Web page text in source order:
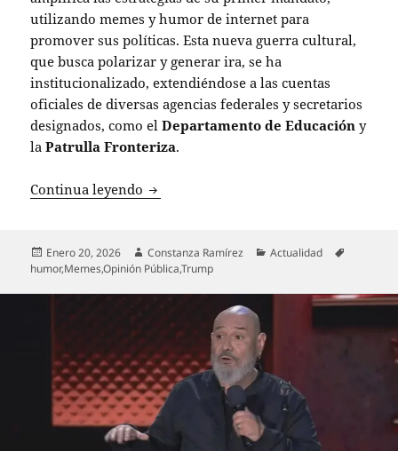
utilizando memes y humor de internet para
promover sus políticas. Esta nueva guerra cultural,
que busca polarizar y generar ira, se ha
institucionalizado, extendiéndose a las cuentas
oficiales de diversas agencias federales y secretarios
designados, como elDepartamento de Educación y
laPatrulla Fronteriza.
Continua leyendo La revolución de los memes en la
Publicado
el
Enero 20, 2026 Autor
Constanza Ramírez Categorías
Actualidad
humor,Memes,Opinión Pública,Trump